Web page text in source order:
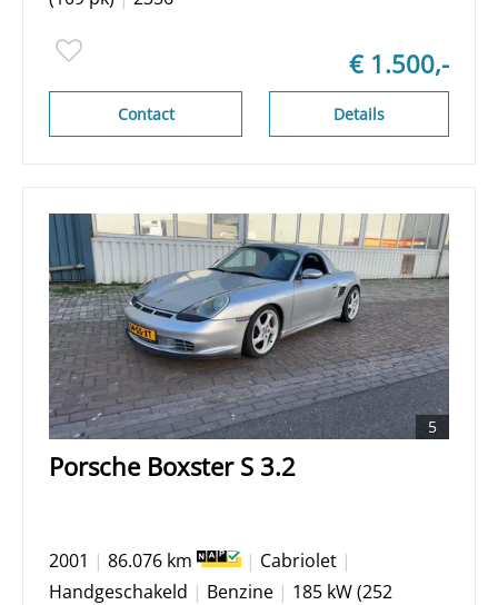
€ 1.500,-
Details
Contact
5
Porsche Boxster S 3.2
2001 | 86.076 km | Cabriolet |
Handgeschakeld | Benzine | 185 kW (252